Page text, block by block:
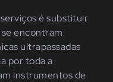
é substituir
encontram
ultrapassadas
por toda a
instrumentos de